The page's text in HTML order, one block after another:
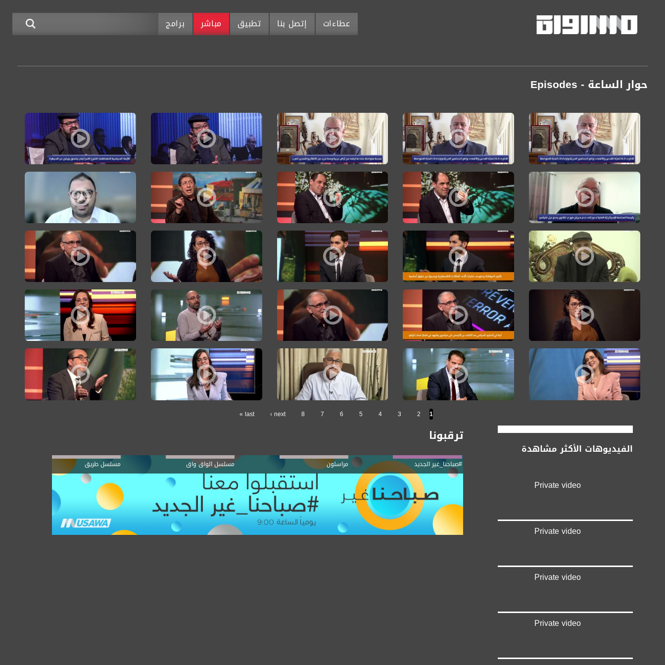
عطاءات إتصل بنا تطبيق مباشر برامج
حوار الساعة - Episodes
حوار السّاعة: واقع الجماهير العربية في الداخل بعد 23 عام على هبّة القدس والأقصىحوار السّاعة: تفاقم سياسات إسرائيل التي ولّدت هبّة القدس والأقصىحوار السّاعة: النقب هو عنوان المعركة الأساسية بين المجتمع العربي الفلسطيني والمؤسسة الإسرائيليّة
حوار السّاعة: أهلية النظر في التماسات ضد قانون أساس بالتزامن مع أزمة سياسية
حوار السّاعة: متى خرج الهجوم على النظام
حوار السّاعة: هاجس الهيمنة لدى المتشددين والتعبئة ضد العلمانيين في إسرائيلجاكي خوري: قضية اعتداءات المستوطنين تختلف في كل منطقة وأهدافهم تتغير مع تغير المنطقة الجغرافية
جاكي خوري: ما يغذي المستوطنين ومناصري بن غفير هو سرعة لأحداث وتلاحقها ليبقوا في الواجهة الإعلامية
د. رمزي حلبي: إسرائيل تنتهج سياسات إفقار للمجتمع العربي نابعة من خلفية أيديولوجية
أمير بشارات: الفجوات بين ميزانيات العرب
طلب الصانع: مشكلة اليسار هو تنازله عن مشروع سياسي وتمسكه فقط بمسألة إخراج نتنياهو من المشهد
حوار الساعة: الحقوق الطبيعية التي يمسها قانون المواطنة الإسرائيلي وحرمان لم الشملحوار الساعة: الذرائع الأمنية واهية فيما يتعلق بمنح مواطنة إسرائيلية وبمثابة عقاب جماعي
حوار الساعة: المحامية ميساء ارشيد: أكثر من ثلاثين ألف عائلة ستُحرم من لم الشمل
حوار الساعة: د.سليم بريك: إسرائيل مقتنعة
حوار الساعة: المحامية ميساء ارشيد كل عربي يعي أن تفاصيل حياته مخترقة من قبل إسرائيلحوار الساعة: د.سليم بريك: علينا الفصل بين اليهود والعرب عندما نتحدث عن التصنت والتجسسحوار الساعة: سياسات الفصل العنصري التي تستخدمها إسرائيل ضد الفلسطينيين على جانبي الخط الأخضر
حوار الساعة: مستقبل المواطنين العرب في البلدات المختلطة: خطط اقتصادية تسبقها
حوار الساعة: حوار مع النائب سامي أبو
مشروع قانون لاقامة مستشفى في البطوف وسط تمييز وعنصرية في جهاز الصحة الإسرائيلي ضد المواطنين العرب
حوار مع رئيس القائمة المشتركة أيمن عودة الكنيست تصادق على الميزانية العامة بعد 3 سنوات حوار الساعة: لقاء مع عضو الكنيست عن القائمة العربية الموحدة مازن غنايم
سامي أبو شحادة: المنافسة السياسية في
Pages
1
2
3
4
5
6
7
8
next ›
last »
ترقبونا
#صباحنا_غير الجديد مراسلون مسلسل الواق واق مسلسل طريق
الفيديوهات الأكثر مشاهدة
Private video
Private video
Private video
Private video